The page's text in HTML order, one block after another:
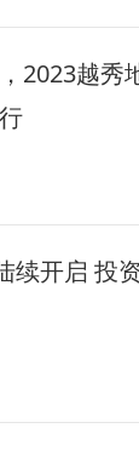
2023越秀
续开启 投